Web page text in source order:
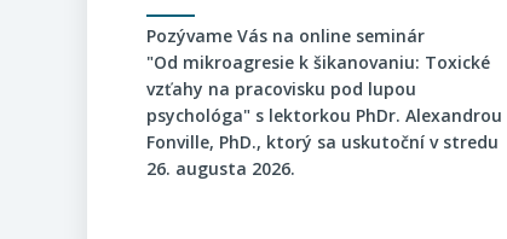
Pozývame Vás na online seminár
"Od mikroagresie k šikanovaniu: Toxické
vzťahy na pracovisku pod lupou
psychológa" s lektorkou PhDr. Alexandrou
Fonville, PhD., ktorý sa uskutoční v stredu
26. augusta 2026.